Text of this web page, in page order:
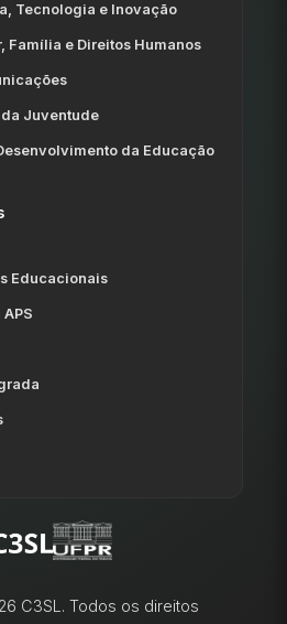
Tecnologia e Inovação
Família e Direitos Humanos
Juventude
da Educação
Educacionais
C3SL. Todos os direitos